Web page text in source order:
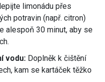
limonádu přes
potravin (např. citron)
alespoň 30 minut, aby se
vodu: Doplněk k čištění
kam se kartáček těžko